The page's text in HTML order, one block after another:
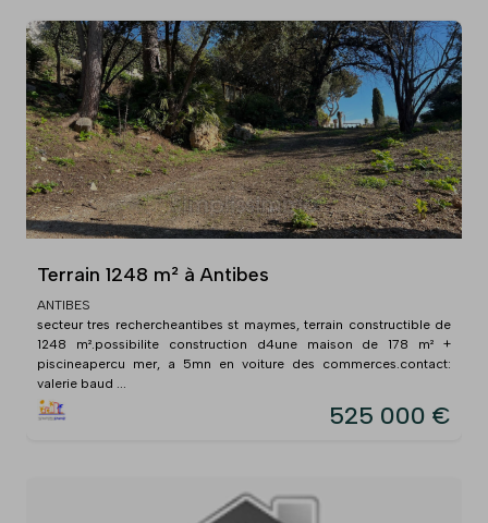
Terrain 1248 m² à Antibes
ANTIBES
secteur tres rechercheantibes st maymes, terrain constructible de
1248 m².possibilite construction d4une maison de 178 m² +
piscineapercu mer, a 5mn en voiture des commerces.contact:
valerie baud ...
525 000 €